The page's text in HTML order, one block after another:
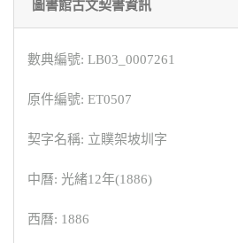
圖書館古文契書資訊
數典編號: LB03_0007261
原件編號: ET0507
契字名稱: 立贌架坡圳字
中曆: 光緒12年(1886)
西曆: 1886